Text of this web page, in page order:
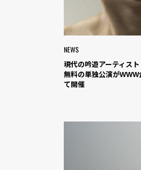
NEWS
現代の吟遊アーティス
無料の単独公演が
て開催